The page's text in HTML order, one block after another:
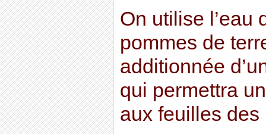
On utilise l’eau
pommes de
additionnée
qui permettra
aux feuilles